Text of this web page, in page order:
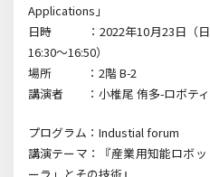
Applications」
日時 ：2022年10月23日（日
16:30～16:50）
場所 ：2階 B-2
講演者 ：小椎尾 侑多-ロボティ
プログラム：Industial forum
講演テーマ：『産業用知能ロボ